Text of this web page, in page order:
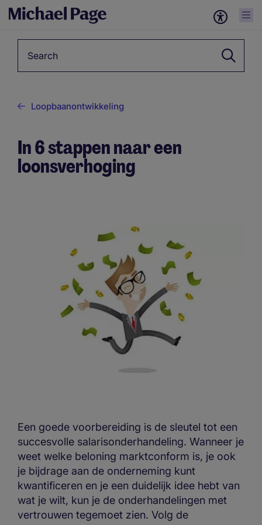
Loopbaanontwikkeling
In 6 stappen naar een
loonsverhoging
Een goede voorbereiding is de sleutel tot een
succesvolle salarisonderhandeling. Wanneer je
weet welke beloning marktconform is, je ook
je bijdrage aan de onderneming kunt
kwantificeren en je een duidelijk idee hebt van
wat je wilt, kun je de onderhandelingen met
vertrouwen tegemoet zien. Volg de